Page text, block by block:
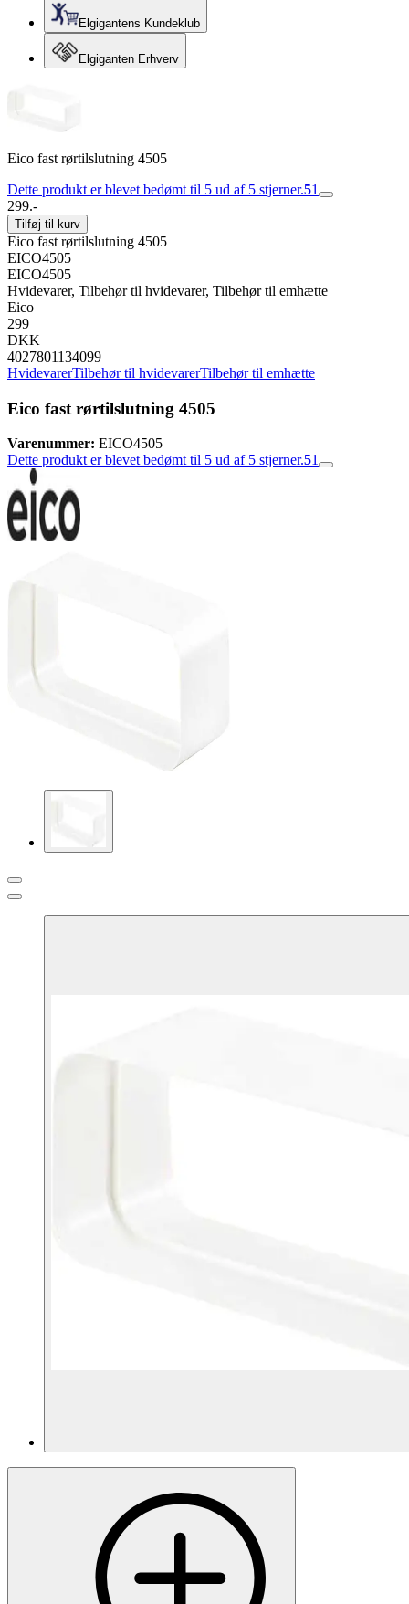
Elgigantens Kundeklub
Elgiganten Erhverv
Eico fast rørtilslutning 4505
Dette produkt er blevet bedømt til 5 ud af 5 stjerner.51
299.-
Tilføj til kurv
Eico fast rørtilslutning 4505
EICO4505
EICO4505
Hvidevarer, Tilbehør til hvidevarer, Tilbehør til emhætte
Eico
299
DKK
4027801134099
HvidevarerTilbehør til hvidevarerTilbehør til emhætte
Eico fast rørtilslutning 4505
Varenummer: EICO4505
Dette produkt er blevet bedømt til 5 ud af 5 stjerner.51